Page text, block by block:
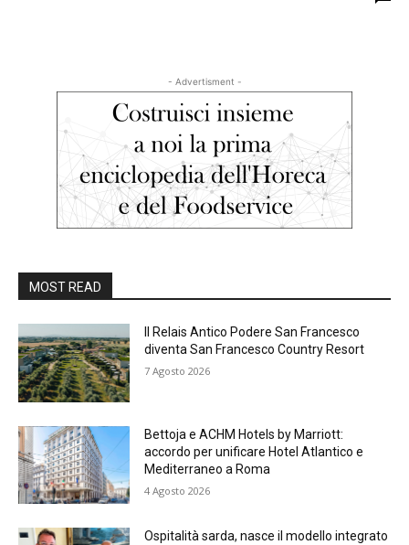
- Advertisment -
MOST READ
Il Relais Antico Podere San Francesco
diventa San Francesco Country Resort
7 Agosto 2026
Bettoja e ACHM Hotels by Marriott:
accordo per unificare Hotel Atlantico e
Mediterraneo a Roma
4 Agosto 2026
Ospitalità sarda, nasce il modello integrato